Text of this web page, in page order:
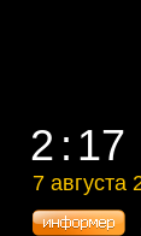
2 17
2 17
7 августа
7 августа